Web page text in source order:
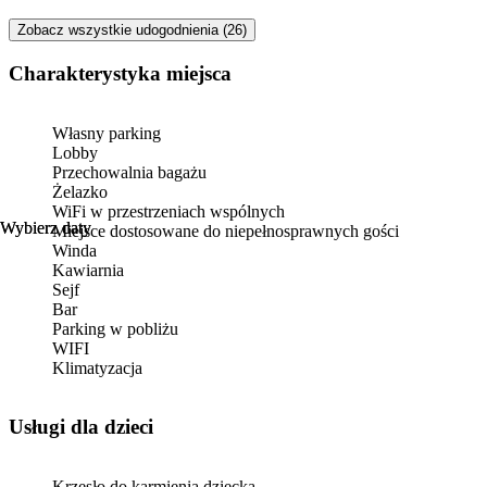
Wybierz daty
Wybierz daty
Zobacz wszystkie udogodnienia (26)
Charakterystyka miejsca
Własny parking
Lobby
Przechowalnia bagażu
Żelazko
WiFi w przestrzeniach wspólnych
Miejsce dostosowane do niepełnosprawnych gości
Winda
Kawiarnia
Sejf
Bar
Parking w pobliżu
WIFI
Klimatyzacja
usługi dla dzieci